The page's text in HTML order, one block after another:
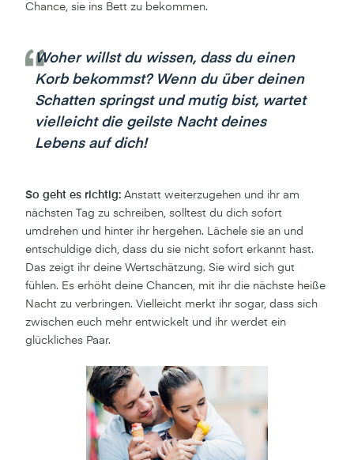
Chance, sie ins Bett zu bekommen.
Woher willst du wissen, dass du einen
Korb bekommst? Wenn du über deinen
Schatten springst und mutig bist, wartet
vielleicht die geilste Nacht deines
Lebens auf dich!
So geht es richtig: Anstatt weiterzugehen und ihr am
nächsten Tag zu schreiben, solltest du dich sofort
umdrehen und hinter ihr hergehen. Lächele sie an und
entschuldige dich, dass du sie nicht sofort erkannt hast.
Das zeigt ihr deine Wertschätzung. Sie wird sich gut
fühlen. Es erhöht deine Chancen, mit ihr die nächste heiße
Nacht zu verbringen. Vielleicht merkt ihr sogar, dass sich
zwischen euch mehr entwickelt und ihr werdet ein
glückliches Paar.